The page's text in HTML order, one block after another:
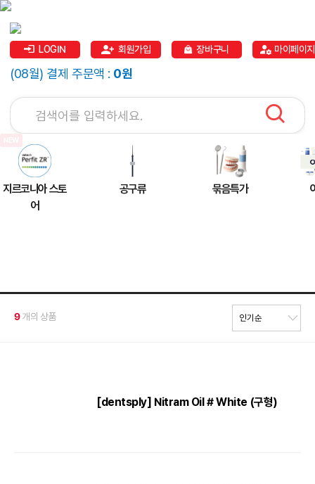
LOGIN 회원가입 장바구니 마이페이지
(08월) 결제 주문액 : 0원
지르코니아 스토
어
공구류 묶음특가
9개의 상품
[dentsply] Nitram Oil # White (구형)